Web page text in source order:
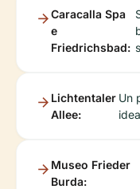
Caracalla Spa
e
Friedrichsbad:
Lichtentaler
Allee:
Un
Museo Frieder
Burda: